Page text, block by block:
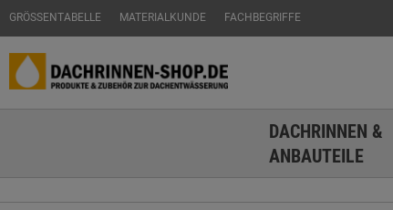
GRÖSSENTABELLE MATERIALKUNDE FACHBEGRIFFE
DACHRINNEN &
ANBAUTEILE